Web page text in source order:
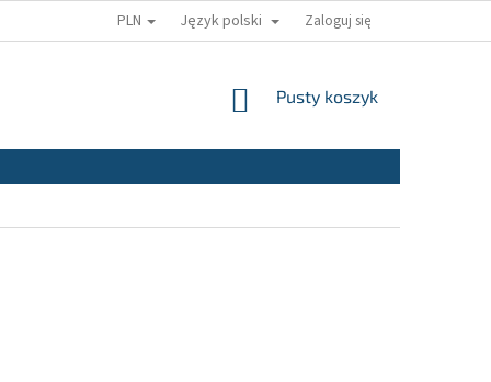
PLN Język polski Zaloguj się
KOSZYK
Pusty koszyk